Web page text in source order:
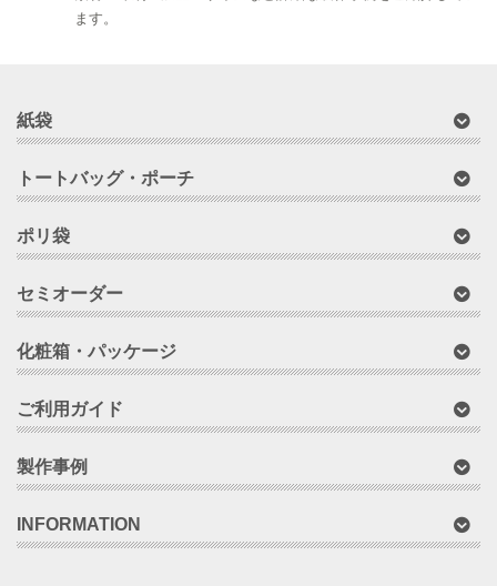
ます。
紙袋
トートバッグ・ポーチ
ポリ袋
セミオーダー
化粧箱・パッケージ
ご利用ガイド
製作事例
INFORMATION